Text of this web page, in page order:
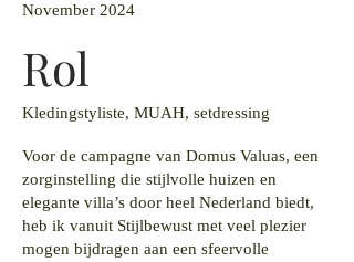
November 2024
Rol
Kledingstyliste, MUAH, setdressing
Voor de campagne van Domus Valuas, een
zorginstelling die stijlvolle huizen en
elegante villa’s door heel Nederland biedt,
heb ik vanuit Stijlbewust met veel plezier
mogen bijdragen aan een sfeervolle